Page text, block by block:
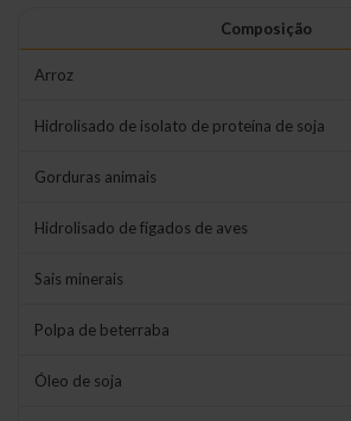
Composição
Arroz
Hidrolisado de isolato de proteína de soja
Gorduras animais
Hidrolisado de fígados de aves
Sais minerais
Polpa de beterraba
Óleo de soja